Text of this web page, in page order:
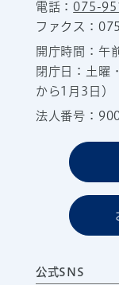
電話：075-
ファクス：
開庁時間：
閉庁日：土曜
から1月3日）
法人番号：
公式SNS